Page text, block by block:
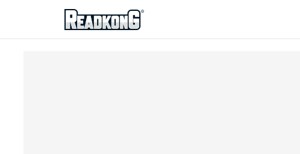
ReadkonG